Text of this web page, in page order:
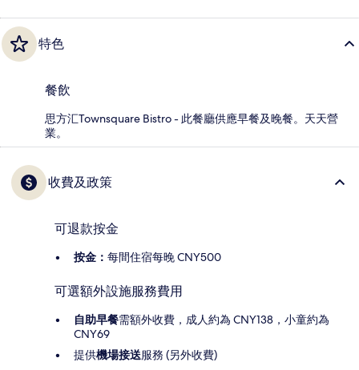
特色
餐飲
思方汇Townsquare Bistro - 此餐廳供應早餐及晚餐。天天營
業。
收費及政策
可退款按金
按金： 每間住宿每晚 CNY500
可選額外設施服務費用
自助早餐需額外收費，成人約為 CNY138，小童約為
CNY69
提供機場接送服務 (另外收費)